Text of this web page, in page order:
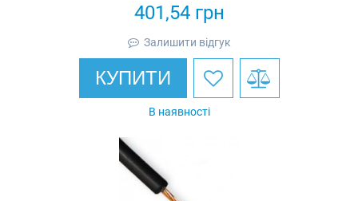
401,54грн
Залишити відгук
КУПИТИ
В наявності